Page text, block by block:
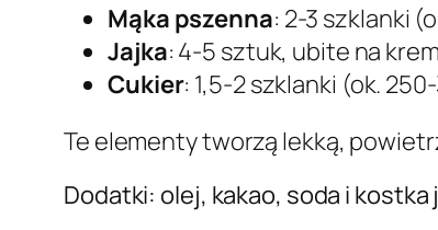
Mąka pszenna: 2-3 szklanki
Jajka: 4-5 sztuk, ubite na
Cukier: 1,5-2 szklanki (ok.
Te elementy tworzą lekką,
Dodatki: olej, kakao, soda i kostka